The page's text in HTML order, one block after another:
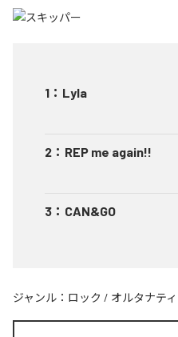
1 ： Lyla
2 ： REP me again!!
3 ： CAN&GO
ジャンル： ロック / オルタナテ